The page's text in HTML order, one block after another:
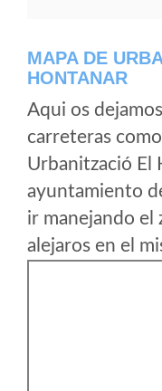
MAPA DE
HONTANAR
Aqui os
carreteras
Urbanització El
ayuntamiento
ir manejando el
alejaros en el